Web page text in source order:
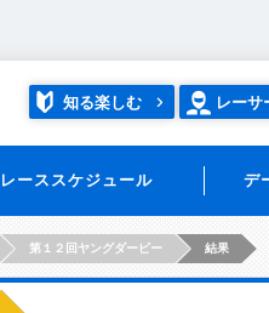
知る楽しむ レーサ
レーススケジュール デ
第１２回ヤングダービー 結果